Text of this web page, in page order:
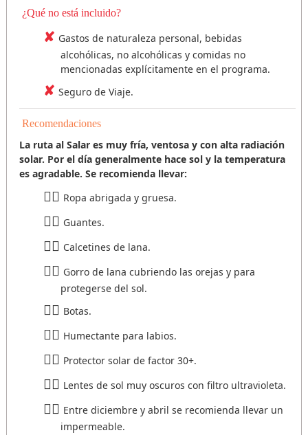
¿Qué no está incluido?
Gastos de naturaleza personal, bebidas
alcohólicas, no alcohólicas y comidas no
mencionadas explícitamente en el programa.
Seguro de Viaje.
Recomendaciones
La ruta al Salar es muy fría, ventosa y con alta radiación
solar. Por el día generalmente hace sol y la temperatura
es agradable. Se recomienda llevar:
Ropa abrigada y gruesa.
Guantes.
Calcetines de lana.
Gorro de lana cubriendo las orejas y para
protegerse del sol.
Botas.
Humectante para labios.
Protector solar de factor 30+.
Lentes de sol muy oscuros con filtro ultravioleta.
Entre diciembre y abril se recomienda llevar un
impermeable.